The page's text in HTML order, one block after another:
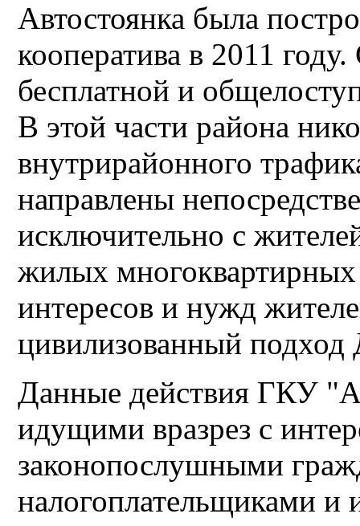
Автостоянка была
кооператива в 2011
бесплатной и
В этой части района
внутрирайонного
направлены
исключительно с
жилых
интересов и нужд
цивилизованный подход
Данные действия ГКУ
идущими вразрез с
законопослушными
налогоплательщиками и